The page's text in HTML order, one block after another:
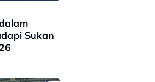
Sukan